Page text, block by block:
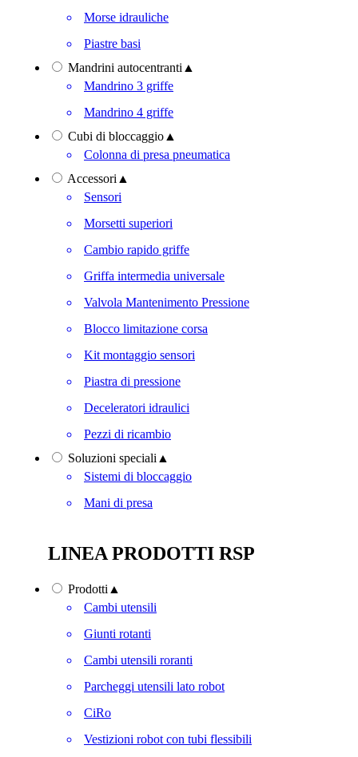
Morse idrauliche
Piastre basi
Mandrini autocentranti ▲
Mandrino 3 griffe
Mandrino 4 griffe
Cubi di bloccaggio ▲
Colonna di presa pneumatica
Accessori ▲
Sensori
Morsetti superiori
Cambio rapido griffe
Griffa intermedia universale
Valvola Mantenimento Pressione
Blocco limitazione corsa
Kit montaggio sensori
Piastra di pressione
Deceleratori idraulici
Pezzi di ricambio
Soluzioni speciali ▲
Sistemi di bloccaggio
Mani di presa
LINEA PRODOTTI RSP
Prodotti ▲
Cambi utensili
Giunti rotanti
Cambi utensili roranti
Parcheggi utensili lato robot
CiRo
Vestizioni robot con tubi flessibili